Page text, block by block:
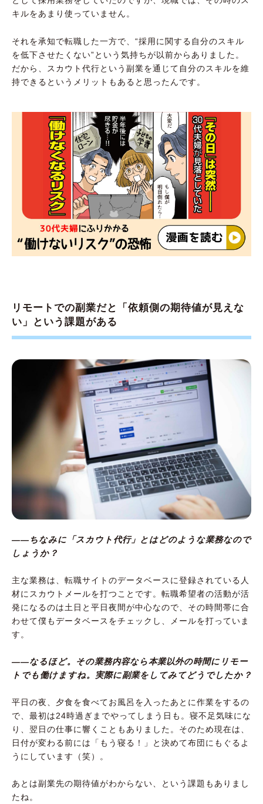
キルをあまり使っていません。
それを承知で転職した一方で、“採用に関する自分のスキル
を低下させたくない”という気持ちが以前からありました。
だから、スカウト代行という副業を通じて自分のスキルを維
持できるというメリットもあると思ったんです。
リモートでの副業だと「依頼側の期待値が見えな
い」という課題がある
――ちなみに「スカウト代行」とはどのような業務なので
しょうか？
主な業務は、転職サイトのデータベースに登録されている人
材にスカウトメールを打つことです。転職希望者の活動が活
発になるのは土日と平日夜間が中心なので、その時間帯に合
わせて僕もデータベースをチェックし、メールを打っていま
す。
――なるほど。その業務内容なら本業以外の時間にリモー
トでも働けますね。実際に副業をしてみてどうでしたか？
平日の夜、夕食を食べてお風呂を入ったあとに作業をするの
で、最初は24時過ぎまでやってしまう日も。寝不足気味にな
り、翌日の仕事に響くこともありました。そのため現在は、
日付が変わる前には「もう寝る！」と決めて布団にもぐるよ
うにしています（笑）。
あとは副業先の期待値がわからない、という課題もありまし
たね。